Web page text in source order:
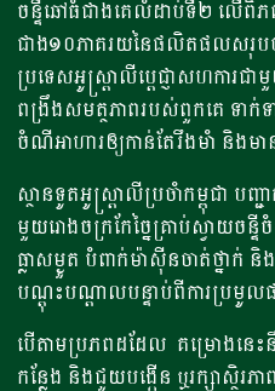
ចន្ទីឆៅធំជាងគេលំដាប់ទី២ លើពិភ
ជាង១០ភាគរយនៃផលិតផលសរុបប
ប្រទេសអូស្ត្រាលីប្តេជ្ញាសហការជ
ពង្រឹងសមត្ថភាពរបស់ពួកគេ ទា
ចំណីអាហារឲ្យកាន់តែរឹងមាំ និងមា
ស្ថានទូតអូស្ត្រាលីប្រចាំកម្ពុជា បញ្
មួយរោងចក្រកែច្នៃគ្រាប់ស្វាយចន្
ធ្លាសម្ងួត បំពាក់ម៉ាស៊ីនចាត់ថ្នាក់ និ
បណ្តុះបណ្តាលបន្ទាប់ពីការប្រមូ
បើតាមប្រភពដដែល គម្រោងនេះនឹ
កន្លែង និងជួយបង្កើន ឬរក្សាស្ថិ